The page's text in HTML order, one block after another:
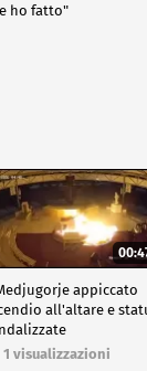
ho fatto"
appiccato
all'altare e
1 visualizzazioni